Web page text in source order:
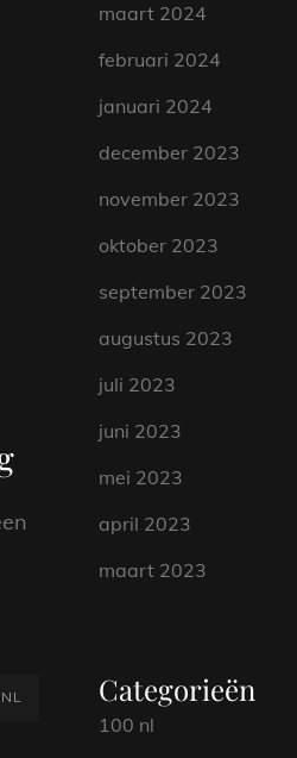
maart 2024
februari 2024
januari 2024
december 2023
november 2023
oktober 2023
september 2023
augustus 2023
juli 2023
juni 2023
mei 2023
april 2023
maart 2023
Categorieën
100 nl